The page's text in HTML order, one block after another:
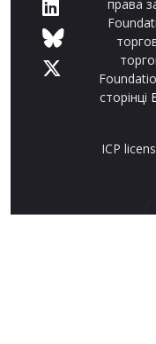
права
сторінці
ICP